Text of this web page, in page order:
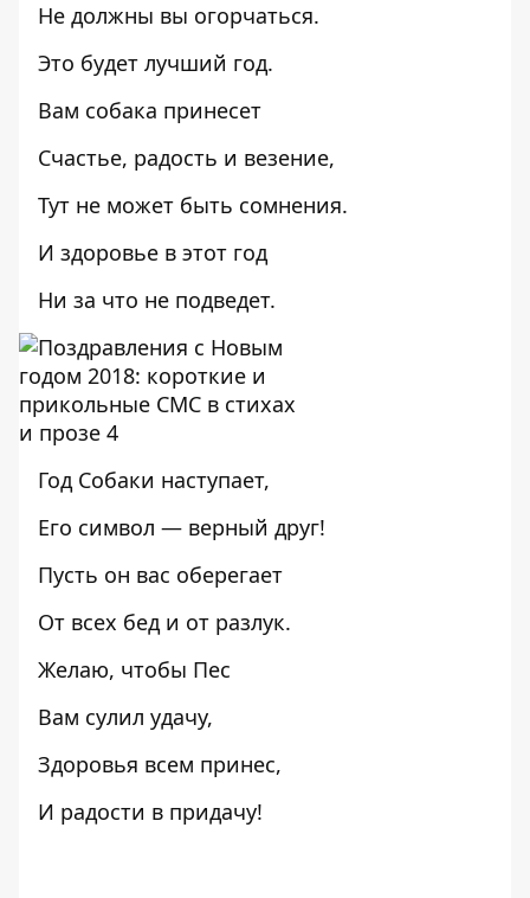
Не должны вы огорчаться.
Это будет лучший год.
Вам собака принесет
Счастье, радость и везение,
Тут не может быть сомнения.
И здоровье в этот год
Ни за что не подведет.
Год Собаки наступает,
Его символ — верный друг!
Пусть он вас оберегает
От всех бед и от разлук.
Желаю, чтобы Пес
Вам сулил удачу,
Здоровья всем принес,
И радости в придачу!